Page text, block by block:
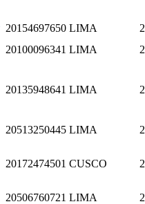
20154697650 LIMA
20100096341 LIMA
20135948641 LIMA
20513250445 LIMA
20172474501 CUSCO
20506760721 LIMA